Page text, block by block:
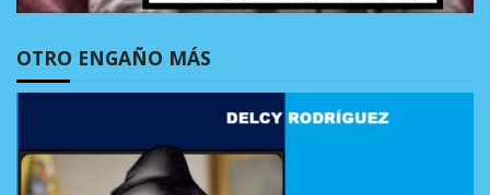
OTRO ENGAÑO MÁS